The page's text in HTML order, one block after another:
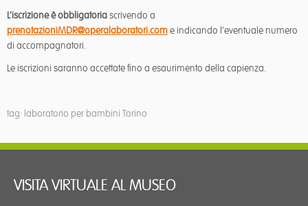
L’iscrizione è obbligatoriascrivendo a
prenotazioniMDR@operalaboratori.come indicando l’eventuale numero
di accompagnatori.
Le iscrizioni saranno accettate fino a esaurimento della capienza.
tag: laboratorio per bambini Torino
VISITA VIRTUALE AL MUSEO